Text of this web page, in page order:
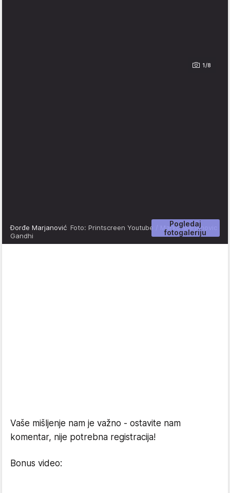
1/8
Pogledaj
fotogaleriju
Đorđe Marjanović Foto: Printscreen Youtube / Marko Marjanovic
Gandhi
Vaše mišljenje nam je važno - ostavite nam
komentar, nije potrebna registracija!
Bonus video: